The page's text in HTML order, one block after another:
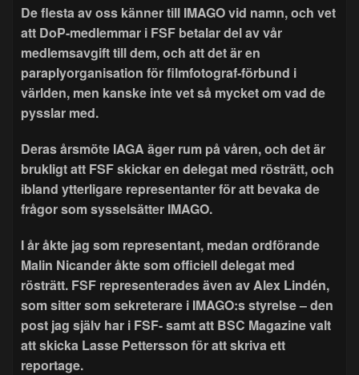
De flesta av oss känner till IMAGO vid namn, och vet
att DoP-medlemmar i FSF betalar del av vår
medlemsavgift till dem, och att det är en
paraplyorganisation för filmfotograf-förbund i
världen, men kanske inte vet så mycket om vad de
pysslar med.
Deras årsmöte IAGA äger rum på våren, och det är
brukligt att FSF skickar en delegat med rösträtt, och
ibland ytterligare representanter för att bevaka de
frågor som sysselsätter IMAGO.
I år åkte jag som representant, medan ordförande
Malin Nicander åkte som officiell delegat med
rösträtt. FSF representerades även av Alex Lindén,
som sitter som sekreterare i IMAGO:s styrelse – den
post jag själv har i FSF- samt att BSC Magazine valt
att skicka Lasse Pettersson för att skriva ett
reportage.